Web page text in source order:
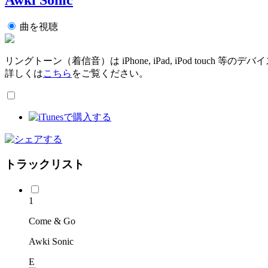
曲を視聴
リングトーン（着信音）は iPhone, iPad, iPod touch 等のデバ
詳しくはこちら をご覧ください。
トラックリスト
1
Come & Go
Awki Sonic
E